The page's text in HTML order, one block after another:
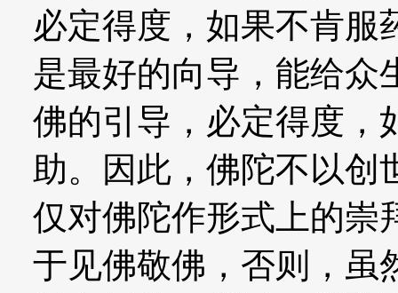
必定得度，如果不肯服
是最好的向导，能给众
佛的引导，必定得度，
助。因此，佛陀不以创
仅对佛陀作形式上的崇
于见佛敬佛，否则，虽